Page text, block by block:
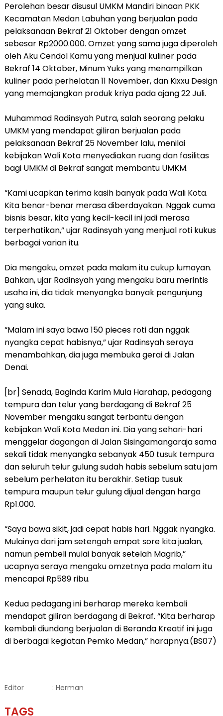
Perolehan besar disusul UMKM Mandiri binaan PKK
Kecamatan Medan Labuhan yang berjualan pada
pelaksanaan Bekraf 21 Oktober dengan omzet
sebesar Rp2000.000. Omzet yang sama juga diperoleh
oleh Aku Cendol Kamu yang menjual kuliner pada
Bekraf 14 Oktober, Minum Yuks yang menampilkan
kuliner pada perhelatan 11 November, dan Kixxu Design
yang memajangkan produk kriya pada ajang 22 Juli.
Muhammad Radinsyah Putra, salah seorang pelaku
UMKM yang mendapat giliran berjualan pada
pelaksanaan Bekraf 25 November lalu, menilai
kebijakan Wali Kota menyediakan ruang dan fasilitas
bagi UMKM di Bekraf sangat membantu UMKM.
“Kami ucapkan terima kasih banyak pada Wali Kota.
Kita benar-benar merasa diberdayakan. Nggak cuma
bisnis besar, kita yang kecil-kecil ini jadi merasa
terperhatikan,” ujar Radinsyah yang menjual roti kukus
berbagai varian itu.
Dia mengaku, omzet pada malam itu cukup lumayan.
Bahkan, ujar Radinsyah yang mengaku baru merintis
usaha ini, dia tidak menyangka banyak pengunjung
yang suka.
“Malam ini saya bawa 150 pieces roti dan nggak
nyangka cepat habisnya,” ujar Radinsyah seraya
menambahkan, dia juga membuka gerai di Jalan
Denai.
[br] Senada, Baginda Karim Mula Harahap, pedagang
tempura dan telur yang berdagang di Bekraf 25
November mengaku sangat terbantu dengan
kebijakan Wali Kota Medan ini. Dia yang sehari-hari
menggelar dagangan di Jalan Sisingamangaraja sama
sekali tidak menyangka sebanyak 450 tusuk tempura
dan seluruh telur gulung sudah habis sebelum satu jam
sebelum perhelatan itu berakhir. Setiap tusuk
tempura maupun telur gulung dijual dengan harga
Rp1.000.
“Saya bawa sikit, jadi cepat habis hari. Nggak nyangka.
Mulainya dari jam setengah empat sore kita jualan,
namun pembeli mulai banyak setelah Magrib,”
ucapnya seraya mengaku omzetnya pada malam itu
mencapai Rp589 ribu.
Kedua pedagang ini berharap mereka kembali
mendapat giliran berdagang di Bekraf. “Kita berharap
kembali diundang berjualan di Beranda Kreatif ini juga
di berbagai kegiatan Pemko Medan,” harapnya.(BS07)
Editor : Herman
TAGS